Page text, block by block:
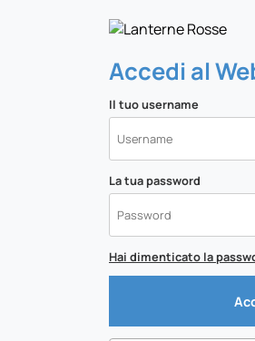
Accedi al
Il tuo username
La tua password
Hai dimenticato la